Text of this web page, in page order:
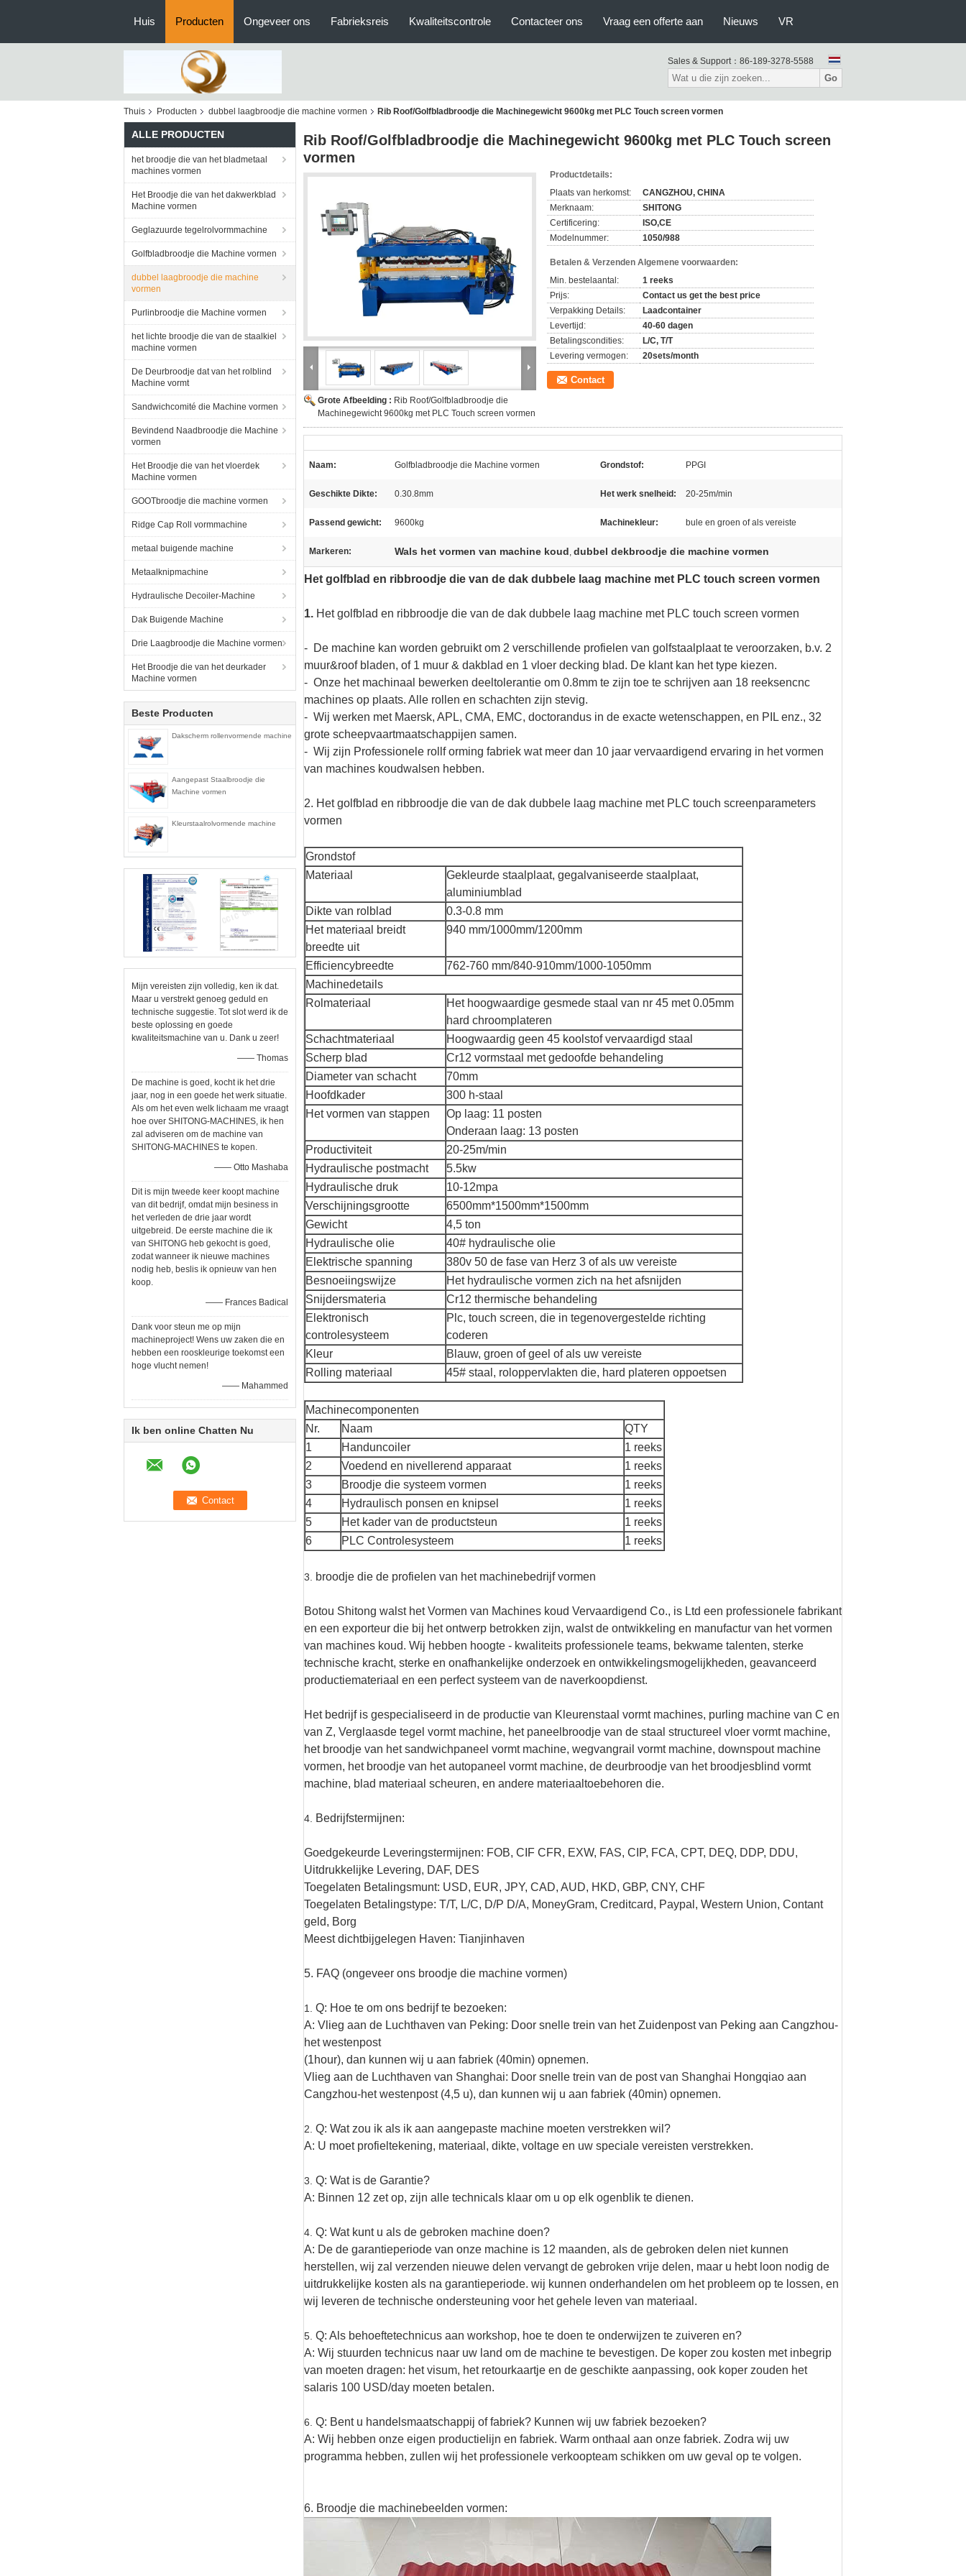
Huis Producten Ongeveer ons Fabrieksreis Kwaliteitscontrole Contacteer ons Vraag een offerte aan Nieuws VR
Sales & Support： 86-189-3278-5588
Go
Thuis Producten dubbel laagbroodje die machine vormen Rib Roof/Golfbladbroodje die Machinegewicht 9600kg met PLC Touch screen vormen
ALLE PRODUCTEN
het broodje die van het bladmetaal
machines vormen
Het Broodje die van het dakwerkblad
Machine vormen
Geglazuurde tegelrolvormmachine
Golfbladbroodje die Machine vormen
dubbel laagbroodje die machine
vormen
Purlinbroodje die Machine vormen
het lichte broodje die van de staalkiel
machine vormen
De Deurbroodje dat van het rolblind
Machine vormt
Sandwichcomité die Machine vormen
Bevindend Naadbroodje die Machine
vormen
Het Broodje die van het vloerdek
Machine vormen
GOOTbroodje die machine vormen
Ridge Cap Roll vormmachine
metaal buigende machine
Metaalknipmachine
Hydraulische Decoiler-Machine
Dak Buigende Machine
Drie Laagbroodje die Machine vormen
Het Broodje die van het deurkader
Machine vormen
Beste Producten
Dakscherm rollenvormende machine
Aangepast Staalbroodje die
Machine vormen
Kleurstaalrolvormende machine
Mijn vereisten zijn volledig, ken ik dat.
Maar u verstrekt genoeg geduld en
technische suggestie. Tot slot werd ik de
beste oplossing en goede
kwaliteitsmachine van u. Dank u zeer!
—— Thomas
De machine is goed, kocht ik het drie
jaar, nog in een goede het werk situatie.
Als om het even welk lichaam me vraagt
hoe over SHITONG-MACHINES, ik hen
zal adviseren om de machine van
SHITONG-MACHINES te kopen.
—— Otto Mashaba
Dit is mijn tweede keer koopt machine
van dit bedrijf, omdat mijn besiness in
het verleden de drie jaar wordt
uitgebreid. De eerste machine die ik
van SHITONG heb gekocht is goed,
zodat wanneer ik nieuwe machines
nodig heb, beslis ik opnieuw van hen
koop.
—— Frances Badical
Dank voor steun me op mijn
machineproject! Wens uw zaken die en
hebben een rooskleurige toekomst een
hoge vlucht nemen!
—— Mahammed
Ik ben online Chatten Nu
Rib Roof/Golfbladbroodje die Machinegewicht 9600kg met PLC Touch screen
vormen
Grote Afbeelding : Rib Roof/Golfbladbroodje die
Machinegewicht 9600kg met PLC Touch screen vormen
Productdetails:
Plaats van herkomst:
CANGZHOU, CHINA
Merknaam:
SHITONG
Certificering:
ISO,CE
Modelnummer:
1050/988
Betalen & Verzenden Algemene voorwaarden:
Min. bestelaantal:
1 reeks
Prijs:
Contact us get the best price
Verpakking Details:
Laadcontainer
Levertijd:
40-60 dagen
Betalingscondities:
L/C, T/T
Levering vermogen:
20sets/month
Contact
Naam: Golfbladbroodje die Machine vormen Grondstof: PPGI
Geschikte Dikte: 0.30.8mm Het werk snelheid: 20-25m/min
Passend gewicht: 9600kg Machinekleur: bule en groen of als vereiste
Markeren: Wals het vormen van machine koud, dubbel dekbroodje die machine vormen
Het golfblad en ribbroodje die van de dak dubbele laag machine met PLC touch screen vormen
1. Het golfblad en ribbroodje die van de dak dubbele laag machine met PLC touch screen vormen
- De machine kan worden gebruikt om 2 verschillende profielen van golfstaalplaat te veroorzaken, b.v. 2
muur&roof bladen, of 1 muur & dakblad en 1 vloer decking blad. De klant kan het type kiezen.
- Onze het machinaal bewerken deeltolerantie om 0.8mm te zijn toe te schrijven aan 18 reeksencnc
machines op plaats. Alle rollen en schachten zijn stevig.
- Wij werken met Maersk, APL, CMA, EMC, doctorandus in de exacte wetenschappen, en PIL enz., 32
grote scheepvaartmaatschappijen samen.
- Wij zijn Professionele rollf orming fabriek wat meer dan 10 jaar vervaardigend ervaring in het vormen
van machines koudwalsen hebben.
2. Het golfblad en ribbroodje die van de dak dubbele laag machine met PLC touch screenparameters
vormen
Grondstof
Materiaal
Gekleurde staalplaat, gegalvaniseerde staalplaat,
aluminiumblad
Dikte van rolblad
0.3-0.8 mm
Het materiaal breidt
breedte uit
940 mm/1000mm/1200mm
Efficiencybreedte
762-760 mm/840-910mm/1000-1050mm
Machinedetails
Rolmateriaal
Het hoogwaardige gesmede staal van nr 45 met 0.05mm
hard chroomplateren
Schachtmateriaal
Hoogwaardig geen 45 koolstof vervaardigd staal
Scherp blad
Cr12 vormstaal met gedoofde behandeling
Diameter van schacht
70mm
Hoofdkader
300 h-staal
Het vormen van stappen
Op laag: 11 posten
Onderaan laag: 13 posten
Productiviteit
20-25m/min
Hydraulische postmacht
5.5kw
Hydraulische druk
10-12mpa
Verschijningsgrootte
6500mm*1500mm*1500mm
Gewicht
4,5 ton
Hydraulische olie
40# hydraulische olie
Elektrische spanning
380v 50 de fase van Herz 3 of als uw vereiste
Besnoeiingswijze
Het hydraulische vormen zich na het afsnijden
Snijdersmateria
Cr12 thermische behandeling
Elektronisch
controlesysteem
Plc, touch screen, die in tegenovergestelde richting
coderen
Kleur
Blauw, groen of geel of als uw vereiste
Rolling materiaal
45# staal, roloppervlakten die, hard plateren oppoetsen
Machinecomponenten
Nr.
Naam
QTY
1
Handuncoiler
1 reeks
2
Voedend en nivellerend apparaat
1 reeks
3
Broodje die systeem vormen
1 reeks
4
Hydraulisch ponsen en knipsel
1 reeks
5
Het kader van de productsteun
1 reeks
6
PLC Controlesysteem 1 reeks
3. broodje die de profielen van het machinebedrijf vormen
Botou Shitong walst het Vormen van Machines koud Vervaardigend Co., is Ltd een professionele fabrikant
en een exporteur die bij het ontwerp betrokken zijn, walst de ontwikkeling en manufactur van het vormen
van machines koud. Wij hebben hoogte - kwaliteits professionele teams, bekwame talenten, sterke
technische kracht, sterke en onafhankelijke onderzoek en ontwikkelingsmogelijkheden, geavanceerd
productiemateriaal en een perfect systeem van de naverkoopdienst.
Het bedrijf is gespecialiseerd in de productie van Kleurenstaal vormt machines, purling machine van C en
van Z, Verglaasde tegel vormt machine, het paneelbroodje van de staal structureel vloer vormt machine,
het broodje van het sandwichpaneel vormt machine, wegvangrail vormt machine, downspout machine
vormen, het broodje van het autopaneel vormt machine, de deurbroodje van het broodjesblind vormt
machine, blad materiaal scheuren, en andere materiaaltoebehoren die.
4. Bedrijfstermijnen:
Goedgekeurde Leveringstermijnen: FOB, CIF CFR, EXW, FAS, CIP, FCA, CPT, DEQ, DDP, DDU,
Uitdrukkelijke Levering, DAF, DES
Toegelaten Betalingsmunt: USD, EUR, JPY, CAD, AUD, HKD, GBP, CNY, CHF
Toegelaten Betalingstype: T/T, L/C, D/P D/A, MoneyGram, Creditcard, Paypal, Western Union, Contant
geld, Borg
Meest dichtbijgelegen Haven: Tianjinhaven
5. FAQ (ongeveer ons broodje die machine vormen)
1. Q: Hoe te om ons bedrijf te bezoeken:
A: Vlieg aan de Luchthaven van Peking: Door snelle trein van het Zuidenpost van Peking aan Cangzhou-
het westenpost
(1hour), dan kunnen wij u aan fabriek (40min) opnemen.
Vlieg aan de Luchthaven van Shanghai: Door snelle trein van de post van Shanghai Hongqiao aan
Cangzhou-het westenpost (4,5 u), dan kunnen wij u aan fabriek (40min) opnemen.
2. Q: Wat zou ik als ik aan aangepaste machine moeten verstrekken wil?
A: U moet profieltekening, materiaal, dikte, voltage en uw speciale vereisten verstrekken.
3. Q: Wat is de Garantie?
A: Binnen 12 zet op, zijn alle technicals klaar om u op elk ogenblik te dienen.
4. Q: Wat kunt u als de gebroken machine doen?
A: De de garantieperiode van onze machine is 12 maanden, als de gebroken delen niet kunnen
herstellen, wij zal verzenden nieuwe delen vervangt de gebroken vrije delen, maar u hebt loon nodig de
uitdrukkelijke kosten als na garantieperiode. wij kunnen onderhandelen om het probleem op te lossen, en
wij leveren de technische ondersteuning voor het gehele leven van materiaal.
5. Q: Als behoeftetechnicus aan workshop, hoe te doen te onderwijzen te zuiveren en?
A: Wij stuurden technicus naar uw land om de machine te bevestigen. De koper zou kosten met inbegrip
van moeten dragen: het visum, het retourkaartje en de geschikte aanpassing, ook koper zouden het
salaris 100 USD/day moeten betalen.
6. Q: Bent u handelsmaatschappij of fabriek? Kunnen wij uw fabriek bezoeken?
A: Wij hebben onze eigen productielijn en fabriek. Warm onthaal aan onze fabriek. Zodra wij uw
programma hebben, zullen wij het professionele verkoopteam schikken om uw geval op te volgen.
6. Broodje die machinebeelden vormen: